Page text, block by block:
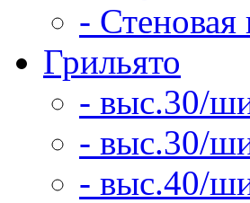
- Стеновая
Грильято
- выс.30/
- выс.30/
- выс.40/